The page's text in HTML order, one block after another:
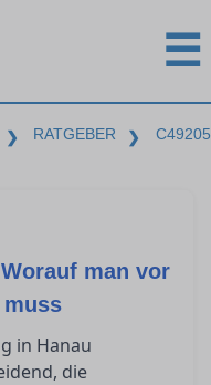
☰
❯ RATGEBER ❯ C49205
man vor
in Hanau
die